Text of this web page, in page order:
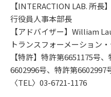
【INTERACTION LAB. 所
行役員人事本部長
【アドバイザー】William
トランスフォーメーション
【特許】特許第6651175号
6602996号、特許第6602997
〈TEL〉03-6721-1176